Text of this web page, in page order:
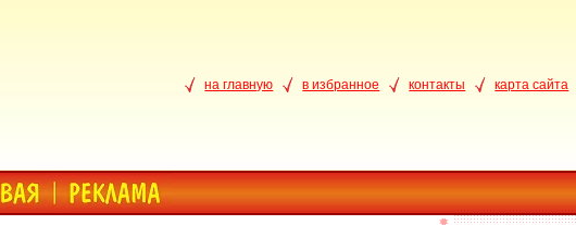
на главную в избранное контакты карта сайта